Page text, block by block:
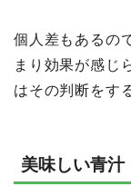
個人差もあるの
まり効果が感じ
はその判断をす
美味しい青汁